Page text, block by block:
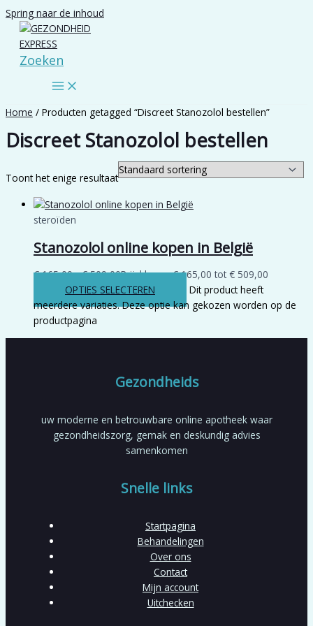
Spring naar de inhoud
Zoeken
Home / Producten getagged “Discreet Stanozolol bestellen”
Discreet Stanozolol bestellen
Toont het enige resultaat
steroïden
Stanozolol online kopen in België
€165,00 - €509,00Prijsklasse: € 165,00 tot € 509,00
OPTIES SELECTEREN
Dit product heeft
meerdere variaties. Deze optie kan gekozen worden op de
productpagina
Gezondheids
uw moderne en betrouwbare online apotheek waar
gezondheidszorg, gemak en deskundig advies
samenkomen
Snelle links
Startpagina
Behandelingen
Over ons
Contact
Mijn account
Uitchecken